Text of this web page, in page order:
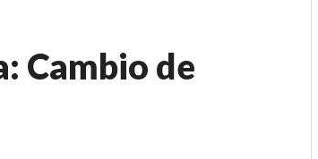
Cambio de